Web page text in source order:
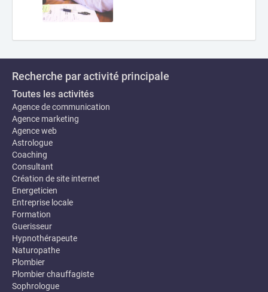
Recherche par activité principale
Toutes les activités
Agence de communication
Agence marketing
Agence web
Astrologue
Coaching
Consultant
Création de site internet
Energeticien
Entreprise locale
Formation
Guerisseur
Hypnothérapeute
Naturopathe
Plombier
Plombier chauffagiste
Sophrologue